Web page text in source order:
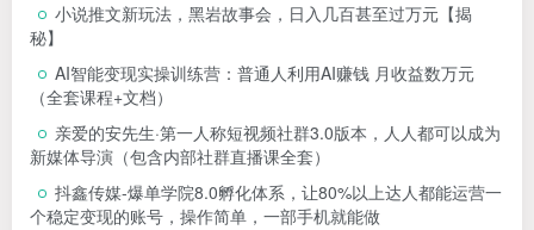
小说推文新玩法，黑岩故事会，日入几百甚至过万元【揭
秘】
AI智能变现实操训练营：普通人利用AI赚钱 月收益数万元
（全套课程+文档）
亲爱的安先生·第一人称短视频社群3.0版本，人人都可以成为
新媒体导演（包含内部社群直播课全套）
抖鑫传媒-爆单学院8.0孵化体系，让80%以上达人都能运营一
个稳定变现的账号，操作简单，一部手机就能做